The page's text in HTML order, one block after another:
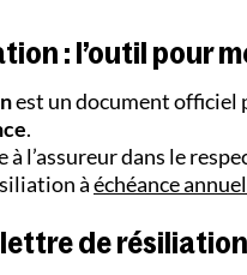
: l’outil pour
est un document officiel
.
à l’assureur dans le
àéchéance
lettre de résiliation